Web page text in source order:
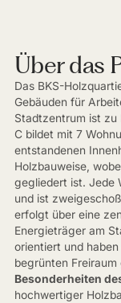
Über das
Das BKS-
Gebäuden für
Stadtzentrum ist zu
C bildet mit 7
entstandenen
Holzbauweise,
gegliedert ist. Jede
und ist
erfolgt über eine
Energieträger am
orientiert und
begrünten
Besonderheiten
hochwertiger